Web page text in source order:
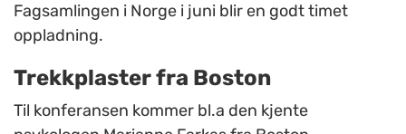
Fagsamlingen i Norge i juni blir en godt timet
oppladning.
Trekkplaster fra Boston
Til konferansen kommer bl.a den kjente